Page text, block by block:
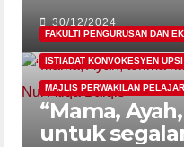
M. NASIR’
MALAM
30/12/2024
FAKULTI PENGURUSAN DAN
ISTIADAT KONVOKESYEN UPSI
MAJLIS PERWAKILAN
“Mama,
untuk